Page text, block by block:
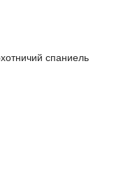
спаниель